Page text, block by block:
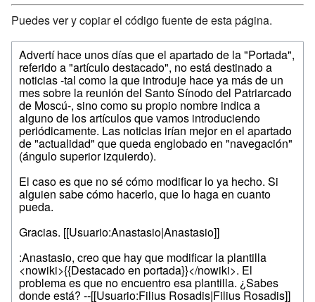
Puedes ver y copiar el código fuente de esta página.